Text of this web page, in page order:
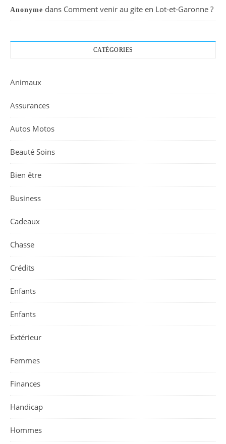
Anonyme dans Comment venir au gite en Lot-et-Garonne ?
CATÉGORIES
Animaux
Assurances
Autos Motos
Beauté Soins
Bien être
Business
Cadeaux
Chasse
Crédits
Enfants
Enfants
Extérieur
Femmes
Finances
Handicap
Hommes